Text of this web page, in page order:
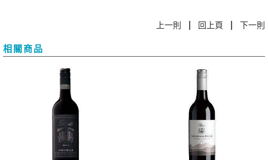
上一則 回上頁 下一則
相關商品